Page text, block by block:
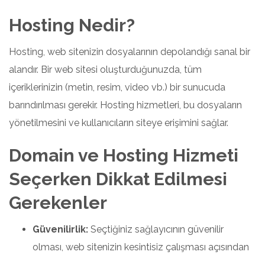
Hosting Nedir?
Hosting, web sitenizin dosyalarının depolandığı sanal bir
alandır. Bir web sitesi oluşturduğunuzda, tüm
içeriklerinizin (metin, resim, video vb.) bir sunucuda
barındırılması gerekir. Hosting hizmetleri, bu dosyaların
yönetilmesini ve kullanıcıların siteye erişimini sağlar.
Domain ve Hosting Hizmeti
Seçerken Dikkat Edilmesi
Gerekenler
Güvenilirlik: Seçtiğiniz sağlayıcının güvenilir
olması, web sitenizin kesintisiz çalışması açısından